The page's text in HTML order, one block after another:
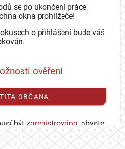
se po ukončení práce
okna prohlížeče!
o přihlášení bude váš
ověření
OBČANA
být zaregistrována, abyste
CAS účtu.